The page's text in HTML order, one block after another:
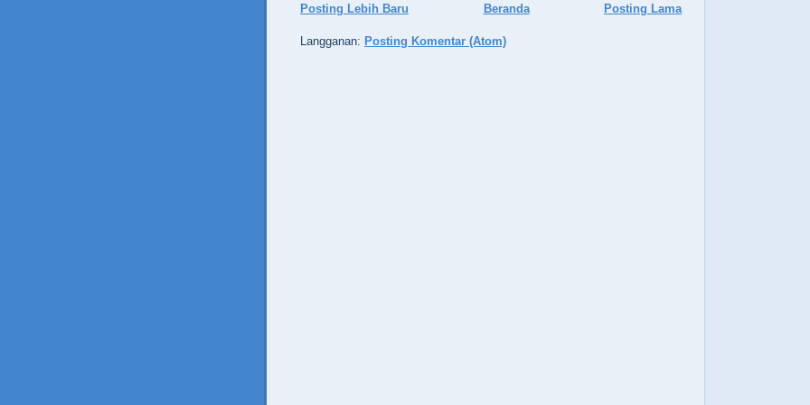
Posting Lebih Baru Posting Lama
Beranda
Langganan: Posting Komentar (Atom)